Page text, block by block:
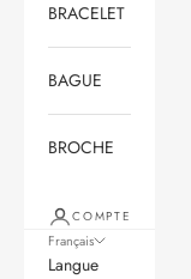
BRACELET
BAGUE
BROCHE
COMPTE
Français
Langue